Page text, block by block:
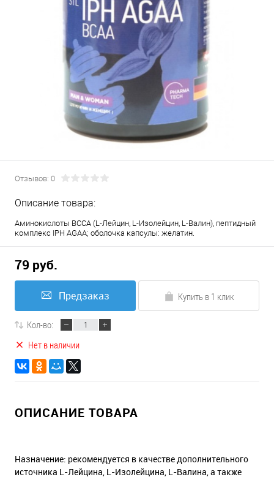
Отзывов: 0
Описание товара:
Аминокислоты BCCA (L-Лейцин, L-Изолейцин, L-Валин), пептидный
комплекс IPH AGAA; оболочка капсулы: желатин.
79 руб.
Предзаказ Купить в 1 клик
Кол-во:
Нет в наличии
ОПИСАНИЕ ТОВАРА
Назначение: рекомендуется в качестве дополнительного
источника L-Лейцина, L-Изолейцина, L-Валина, а также